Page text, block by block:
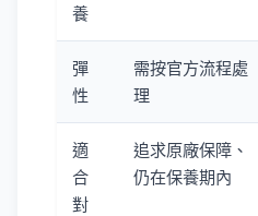
養
彈
性
需按官方流程處
理
適
合
對
追求原廠保障、
仍在保養期內